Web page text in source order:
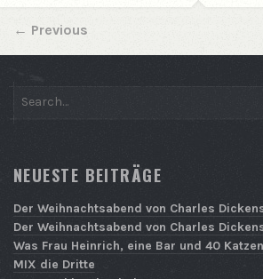
← Previous
NEUESTE BEITRÄGE
Der Weihnachtsabend von Charles
Der Weihnachtsabend von Charles
Was Frau Heinrich, eine Bar und 40
MIX die Dritte